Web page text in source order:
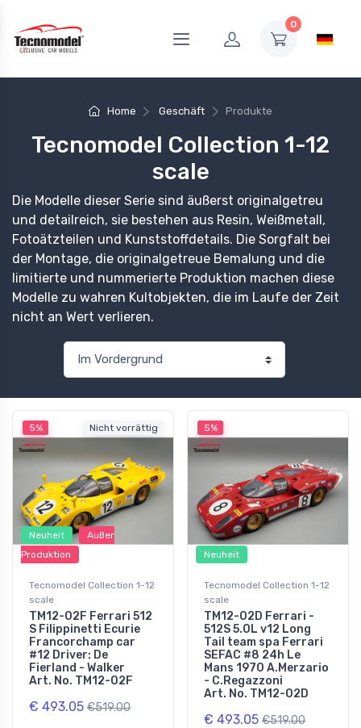
0
Home Geschäft Produkte
Tecnomodel Collection 1-12
scale
Die Modelle dieser Serie sind äußerst originalgetreu
und detailreich, sie bestehen aus Resin, Weißmetall,
Fotoätzteilen und Kunststoffdetails. Die Sorgfalt bei
der Montage, die originalgetreue Bemalung und die
limitierte und nummerierte Produktion machen diese
Modelle zu wahren Kultobjekten, die im Laufe der Zeit
nicht an Wert verlieren.
5% Nicht vorrättig
Neuheit
Außer
Produktion
Tecnomodel Collection 1-12
scale
TM12-02F Ferrari 512
S Filippinetti Ecurie
Francorchamp car
#12 Driver: De
Fierland - Walker
Art. No. TM12-02F
€ 493.05 €519.00
5%
Neuheit
Tecnomodel Collection 1-12
scale
TM12-02D Ferrari -
512S 5.0L v12 Long
Tail team spa Ferrari
SEFAC #8 24h Le
Mans 1970 A.Merzario
- C.Regazzoni
Art. No. TM12-02D
€ 493.05 €519.00